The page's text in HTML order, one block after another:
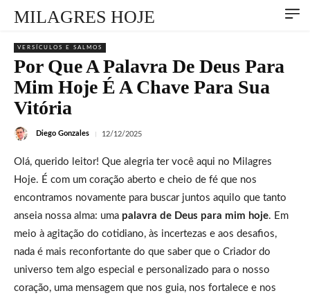
MILAGRES HOJE
VERSÍCULOS E SALMOS
Por Que A Palavra De Deus Para
Mim Hoje É A Chave Para Sua
Vitória
Diego Gonzales 12/12/2025
Olá, querido leitor! Que alegria ter você aqui no Milagres
Hoje. É com um coração aberto e cheio de fé que nos
encontramos novamente para buscar juntos aquilo que tanto
anseia nossa alma: uma palavra de Deus para mim hoje. Em
meio à agitação do cotidiano, às incertezas e aos desafios,
nada é mais reconfortante do que saber que o Criador do
universo tem algo especial e personalizado para o nosso
coração, uma mensagem que nos guia, nos fortalece e nos